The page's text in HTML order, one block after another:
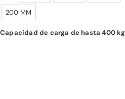
200 MM
Capacidad de carga de hasta 400 kg